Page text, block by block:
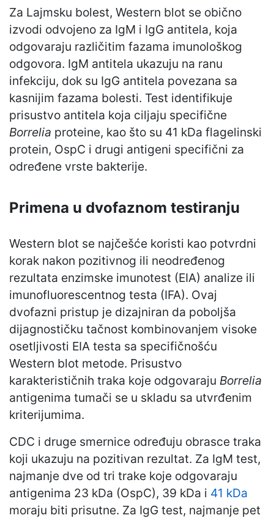
Za Lajmsku bolest, Western blot se obično
izvodi odvojeno za IgM i IgG antitela, koja
odgovaraju različitim fazama imunološkog
odgovora. IgM antitela ukazuju na ranu
infekciju, dok su IgG antitela povezana sa
kasnijim fazama bolesti. Test identifikuje
prisustvo antitela koja ciljaju specifične
Borrelia proteine, kao što su 41 kDa flagelinski
protein, OspC i drugi antigeni specifični za
određene vrste bakterije.
Primena u dvofaznom testiranju
Western blot se najčešće koristi kao potvrdni
korak nakon pozitivnog ili neodređenog
rezultata enzimske imunotest (EIA) analize ili
imunofluorescentnog testa (IFA). Ovaj
dvofazni pristup je dizajniran da poboljša
dijagnostičku tačnost kombinovanjem visoke
osetljivosti EIA testa sa specifičnošću
Western blot metode. Prisustvo
karakterističnih traka koje odgovaraju Borrelia
antigenima tumači se u skladu sa utvrđenim
kriterijumima.
CDC i druge smernice određuju obrasce traka
koji ukazuju na pozitivan rezultat. Za IgM test,
najmanje dve od tri trake koje odgovaraju
antigenima 23 kDa (OspC), 39 kDa i 41 kDa
moraju biti prisutne. Za IgG test, najmanje pet